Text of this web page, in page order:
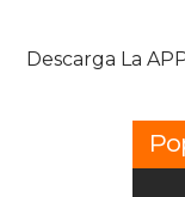
Descarga La